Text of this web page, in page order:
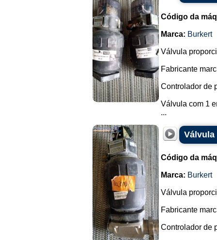
Código da
Marca: Burkert
Válvula
Fabricante
Controlador de
Válvula com 1
...
Código da
Marca: Burkert
Válvula
Fabricante
Controlador de